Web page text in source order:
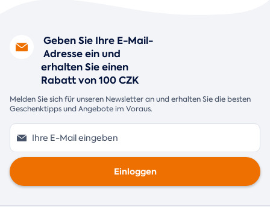
Geben Sie Ihre E-Mail-
Adresse ein und
erhalten Sie einen
Rabatt von 100 CZK
Melden Sie sich für unseren Newsletter an und erhalten Sie die besten
Geschenktipps und Angebote im Voraus.
Einloggen